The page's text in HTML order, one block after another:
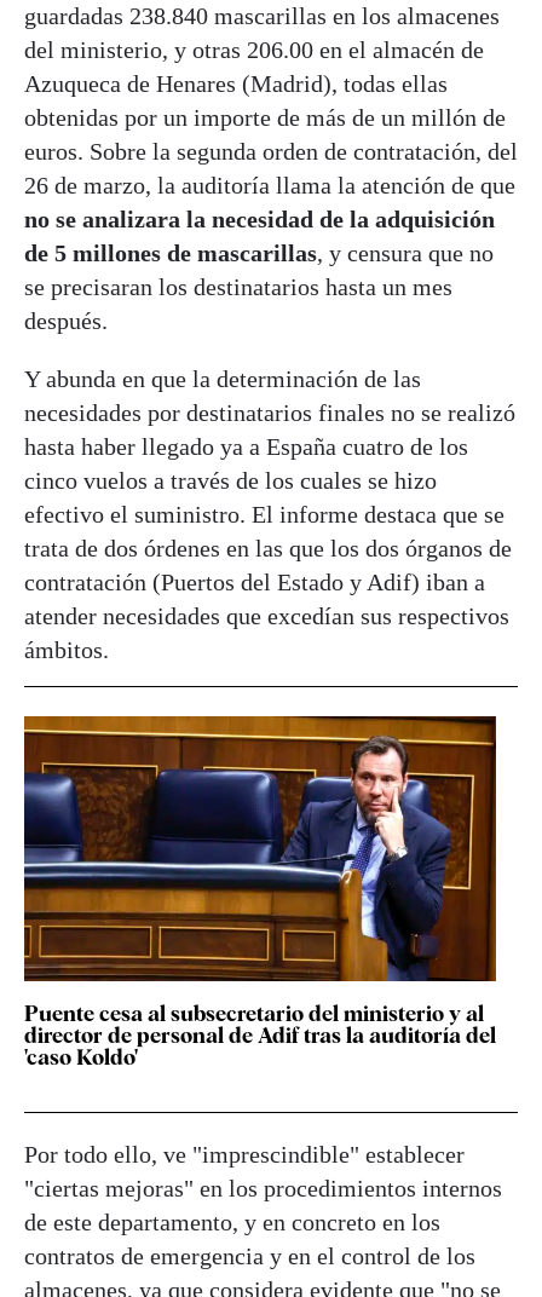
guardadas 238.840 mascarillas en los almacenes
del ministerio, y otras 206.00 en el almacén de
Azuqueca de Henares (Madrid), todas ellas
obtenidas por un importe de más de un millón de
euros. Sobre la segunda orden de contratación, del
26 de marzo, la auditoría llama la atención de que
no se analizara la necesidad de la adquisición
de 5 millones de mascarillas, y censura que no
se precisaran los destinatarios hasta un mes
después.
Y abunda en que la determinación de las
necesidades por destinatarios finales no se realizó
hasta haber llegado ya a España cuatro de los
cinco vuelos a través de los cuales se hizo
efectivo el suministro. El informe destaca que se
trata de dos órdenes en las que los dos órganos de
contratación (Puertos del Estado y Adif) iban a
atender necesidades que excedían sus respectivos
ámbitos.
Puente cesa al subsecretario del ministerio y al
director de personal de Adif tras la auditoría del
'caso Koldo'
Por todo ello, ve "imprescindible" establecer
"ciertas mejoras" en los procedimientos internos
de este departamento, y en concreto en los
contratos de emergencia y en el control de los
almacenes, ya que considera evidente que "no se